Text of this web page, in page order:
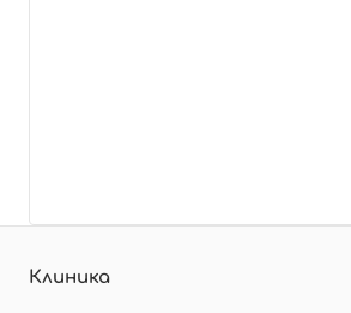
Клиника